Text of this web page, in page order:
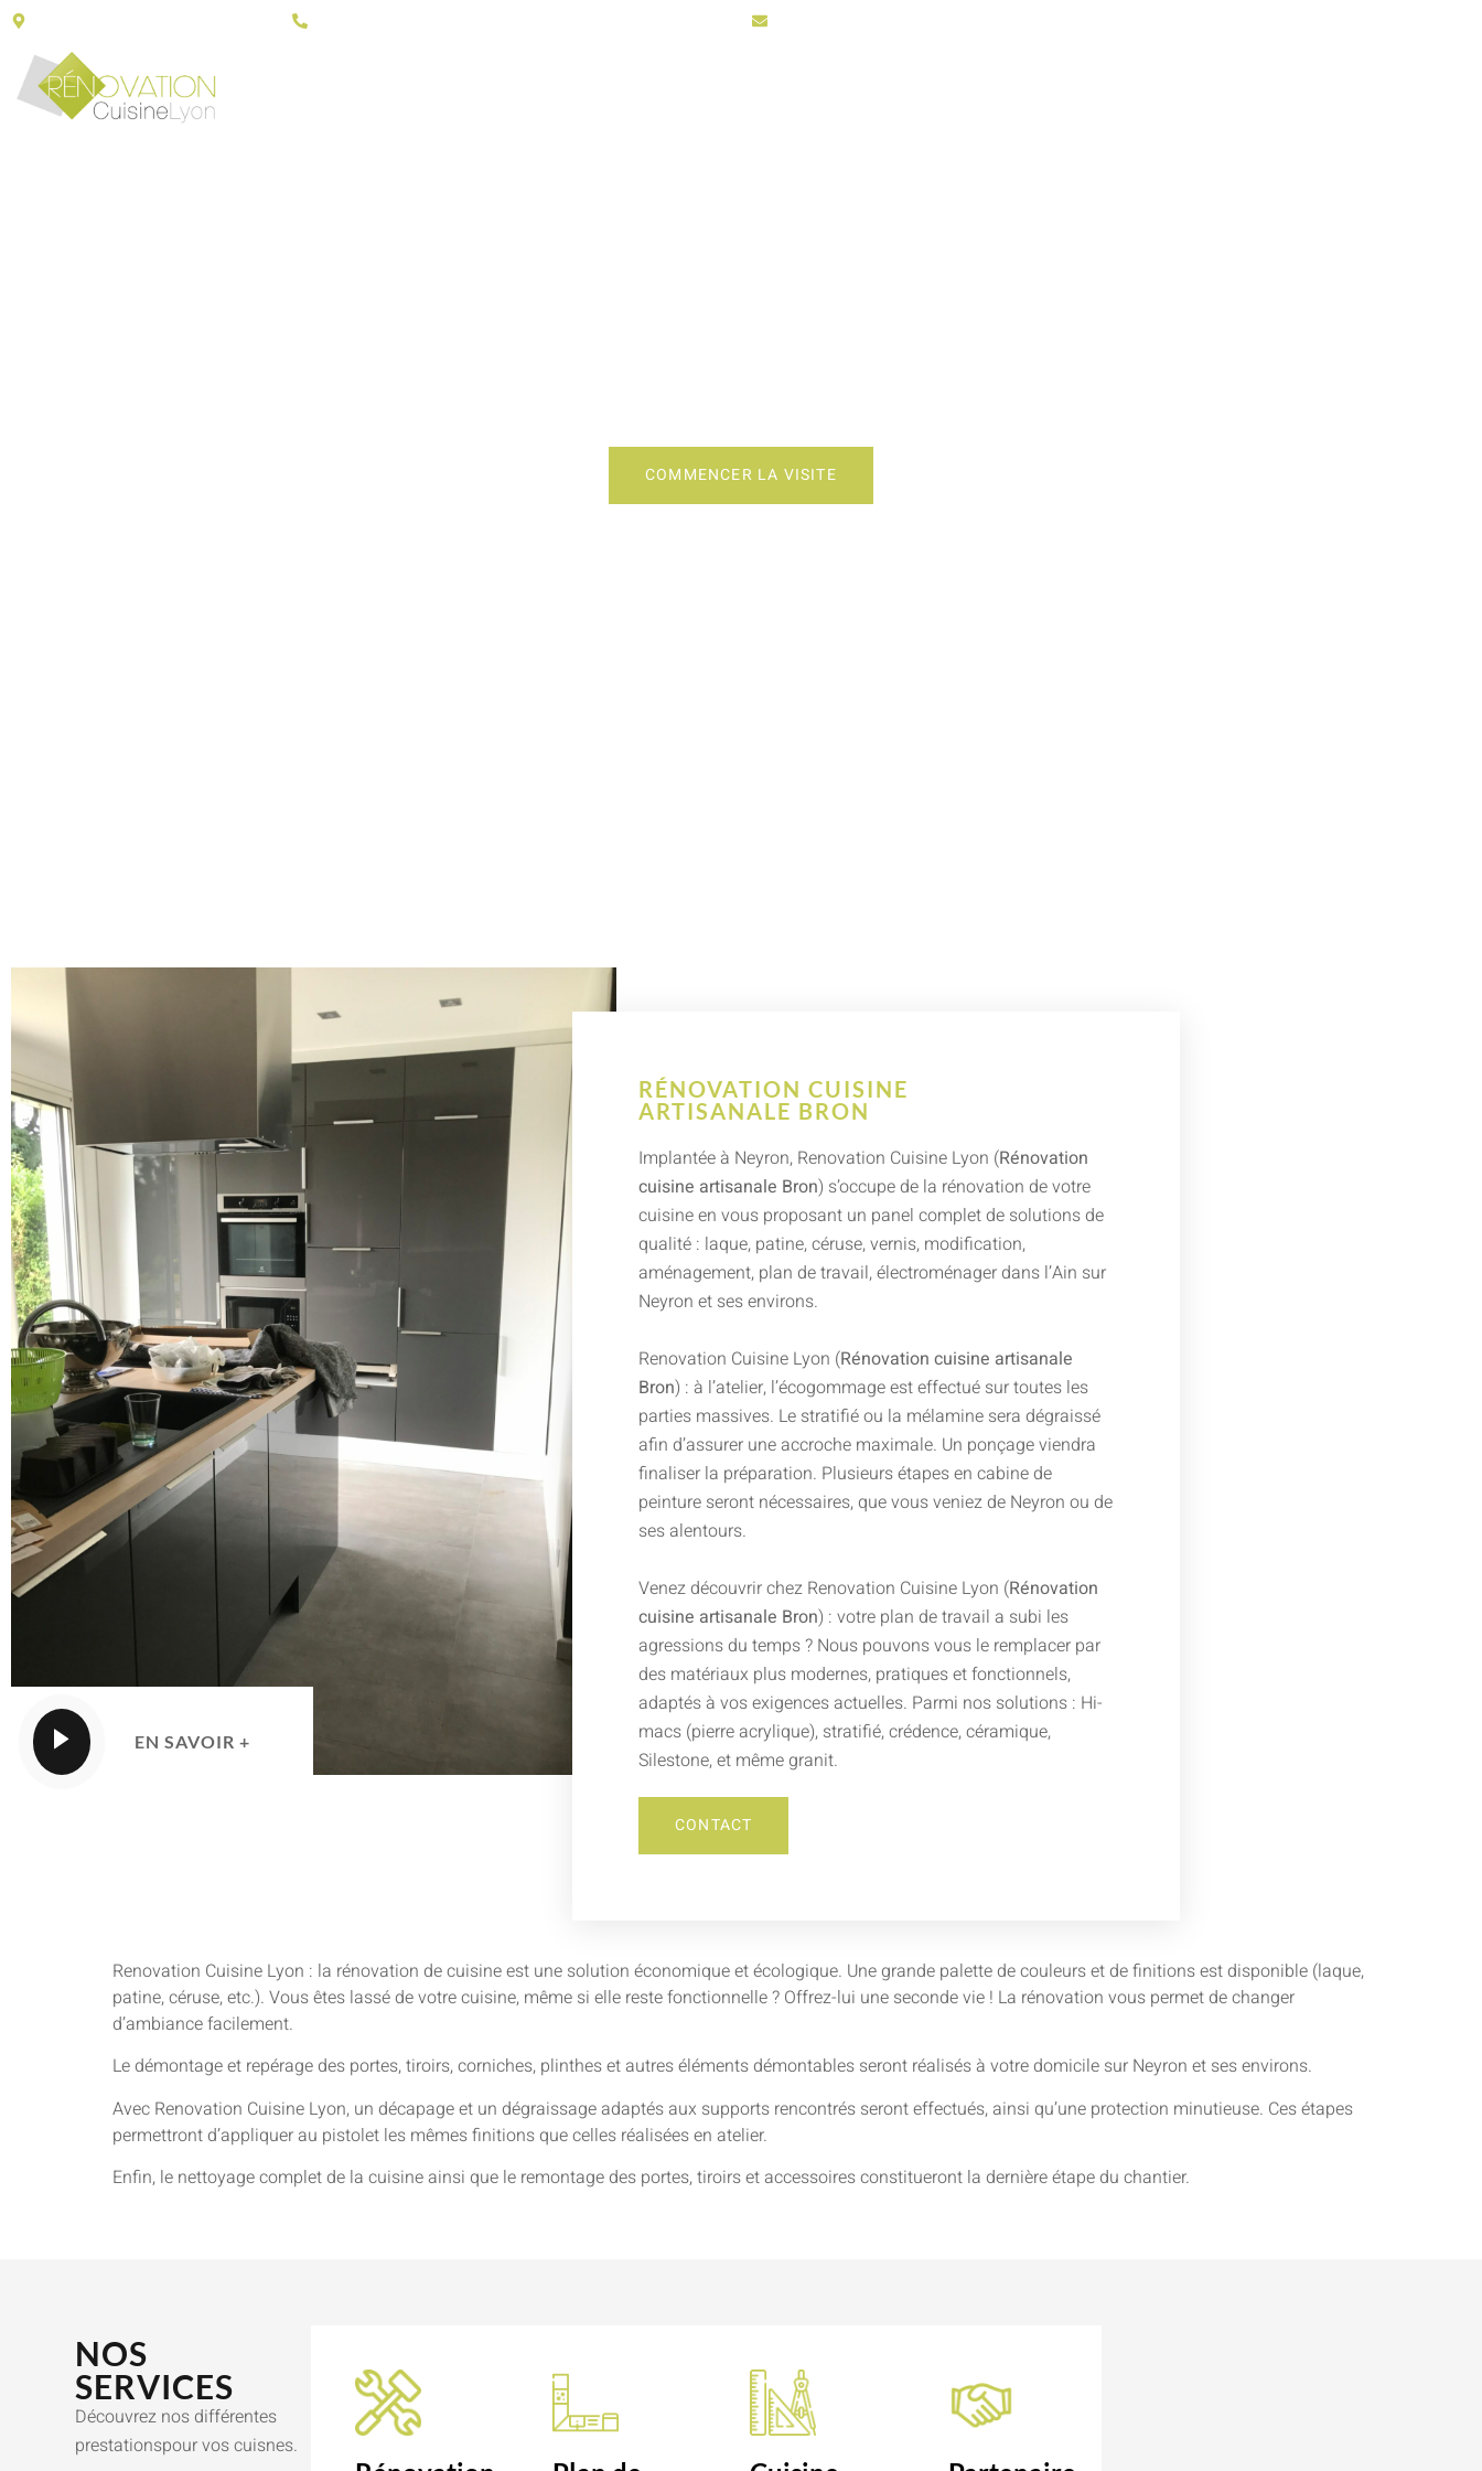
COMMENCER LA VISITE
EN SAVOIR +
RÉNOVATION CUISINE
ARTISANALE BRON
Implantée à Neyron, Renovation Cuisine Lyon (Rénovation
cuisine artisanale Bron) s’occupe de la rénovation de votre
cuisine en vous proposant un panel complet de solutions de
qualité : laque, patine, céruse, vernis, modification,
aménagement, plan de travail, électroménager dans l’Ain sur
Neyron et ses environs.
Renovation Cuisine Lyon (Rénovation cuisine artisanale
Bron) : à l’atelier, l’écogommage est effectué sur toutes les
parties massives. Le stratifié ou la mélamine sera dégraissé
afin d’assurer une accroche maximale. Un ponçage viendra
finaliser la préparation. Plusieurs étapes en cabine de
peinture seront nécessaires, que vous veniez de Neyron ou de
ses alentours.
Venez découvrir chez Renovation Cuisine Lyon (Rénovation
cuisine artisanale Bron) : votre plan de travail a subi les
agressions du temps ? Nous pouvons vous le remplacer par
des matériaux plus modernes, pratiques et fonctionnels,
adaptés à vos exigences actuelles. Parmi nos solutions : Hi-
macs (pierre acrylique), stratifié, crédence, céramique,
Silestone, et même granit.
CONTACT
Renovation Cuisine Lyon : la rénovation de cuisine est une solution économique et écologique. Une grande palette de couleurs et de finitions est disponible (laque,
patine, céruse, etc.). Vous êtes lassé de votre cuisine, même si elle reste fonctionnelle ? Offrez-lui une seconde vie ! La rénovation vous permet de changer
d’ambiance facilement.
Le démontage et repérage des portes, tiroirs, corniches, plinthes et autres éléments démontables seront réalisés à votre domicile sur Neyron et ses environs.
Avec Renovation Cuisine Lyon, un décapage et un dégraissage adaptés aux supports rencontrés seront effectués, ainsi qu’une protection minutieuse. Ces étapes
permettront d’appliquer au pistolet les mêmes finitions que celles réalisées en atelier.
Enfin, le nettoyage complet de la cuisine ainsi que le remontage des portes, tiroirs et accessoires constitueront la dernière étape du chantier.
NOS
SERVICES
Découvrez nos différentes
prestationspour vos cuisnes.